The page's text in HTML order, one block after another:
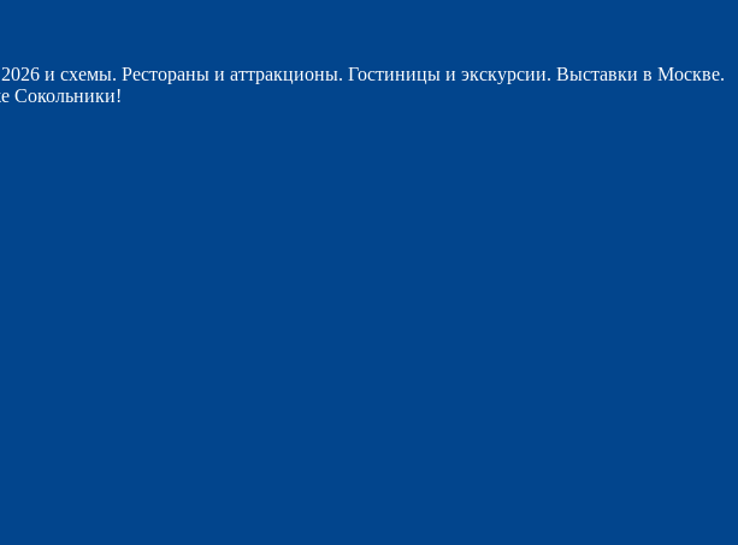
и схемы. Рестораны и аттракционы. Гостиницы и экскурсии. Выставки в Москве.
Сокольники!